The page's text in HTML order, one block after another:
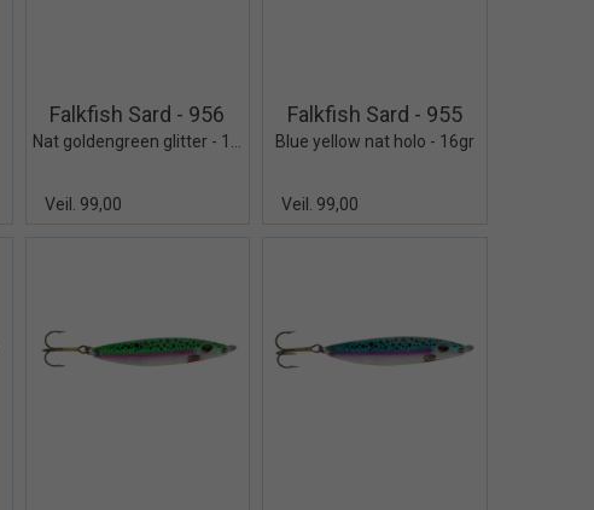
Falkfish Sard - 956
Veil. 99,00
Falkfish Sard - 955
Blue yellow nat holo - 16gr
Veil. 99,00